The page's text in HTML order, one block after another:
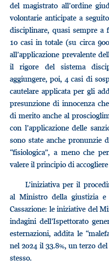
del magistrato all’ordine
volontarie anticipate a
disciplinare, quasi sempre a
10 casi in totale (su circa
all’applicazione prevalente
il rigore del sistema
aggiungere, poi, 4 casi di
cautelare applicata per gli
presunzione di innocenza
di merito anche al
con l’applicazione delle
sono state anche pronunzie
“fisiologica”, a meno che
valere il principio di
L’iniziativa per il
al Ministro della giustizia e
Cassazione: le iniziative del
indagini dell’Ispettorato
esternazioni, addita le
nel 2024 il 33.8%, un terzo
stesso.